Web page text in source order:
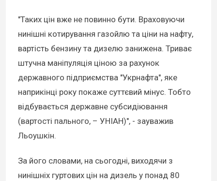
"Таких цін вже не повинно бути. Враховуючи
нинішні котирування газойлю та ціни на нафту,
вартість бензину та дизелю занижена. Триває
штучна маніпуляція ціною за рахунок
державного підприємства "Укрнафта", яке
наприкінці року покаже суттєвий мінус. Тобто
відбувається державне субсидіювання
(вартості пального, – УНІАН)", - зауважив
Льоушкін.
За його словами, на сьогодні, виходячи з
нинішніх гуртових цін на дизель у понад 80